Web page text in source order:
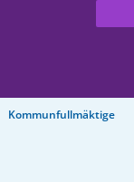
Kommunfullmäktige